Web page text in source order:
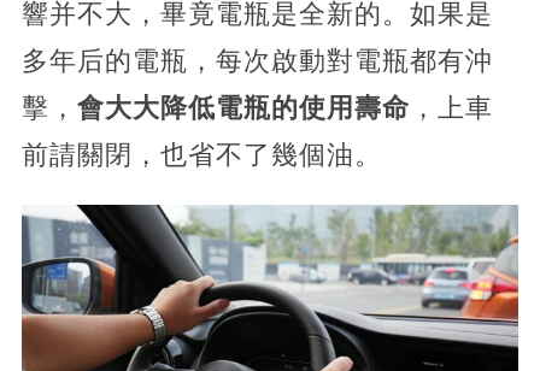
響并不大，畢竟電瓶是全新的。如果是
多年后的電瓶，每次啟動對電瓶都有沖
擊， 會大大降低電瓶的使用壽命，上車
前請關閉，也省不了幾個油。